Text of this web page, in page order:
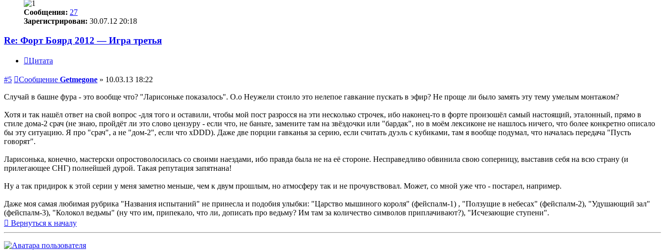
Сообщения: 27
Зарегистрирован: 30.07.12 20:18
Re: Форт Боярд 2012 — Игра третья
Цитата
#5 Сообщение Getmegone » 10.03.13 18:22
Случай в башне фура - это вообще что? "Ларисоньке показалось". О.о Неужели стоило это нелепое гавкание пускать в эфир? Не проще ли было замять эту тему умелым монтажом?
Хотя и так нашёл ответ на свой вопрос -для того и оставили, чтобы мой пост разросся на эти несколько строчек, ибо наконец-то в форте произошёл самый настоящий, эталонный, прямо в
стиле дома-2 срач (не знаю, пройдёт ли это слово цензуру - если что, не баньте, замените там на звёздочки или "бардак", но в моём лексиконе не нашлось ничего, что более конкретно описало
бы эту ситуацию. Я про "срач", а не "дом-2", если что xDDD). Даже две порции гавканья за серию, если считать дуэль с кубиками, там я вообще подумал, что началась передача "Пусть
говорят".
Ларисонька, конечно, мастерски опростоволосилась со своими наездами, ибо правда была не на её стороне. Несправедливо обвинила свою соперницу, выставив себя на всю страну (и
прилегающее СНГ) полнейшей дурой. Такая репутация запятнана!
Ну а так придирок к этой серии у меня заметно меньше, чем к двум прошлым, но атмосферу так и не прочувствовал. Может, со мной уже что - постарел, например.
Даже моя самая любимая рубрика "Названия испытаний" не принесла и подобия улыбки: "Царство мышиного короля" (фейспалм-1) , "Ползущие в небесах" (фейспалм-2), "Удушающий зал"
(фейспалм-3), "Колокол ведьмы" (ну что им, припекало, что ли, дописать про ведьму? Им там за количество символов приплачивают?), "Исчезающие ступени".
Вернуться к началу